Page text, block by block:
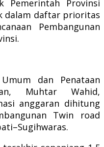
Pemerintah Provinsi
dalam daftar prioritas
Pembangunan
dan Penataan
Muhtar Wahid,
anggaran dihitung
Twin road